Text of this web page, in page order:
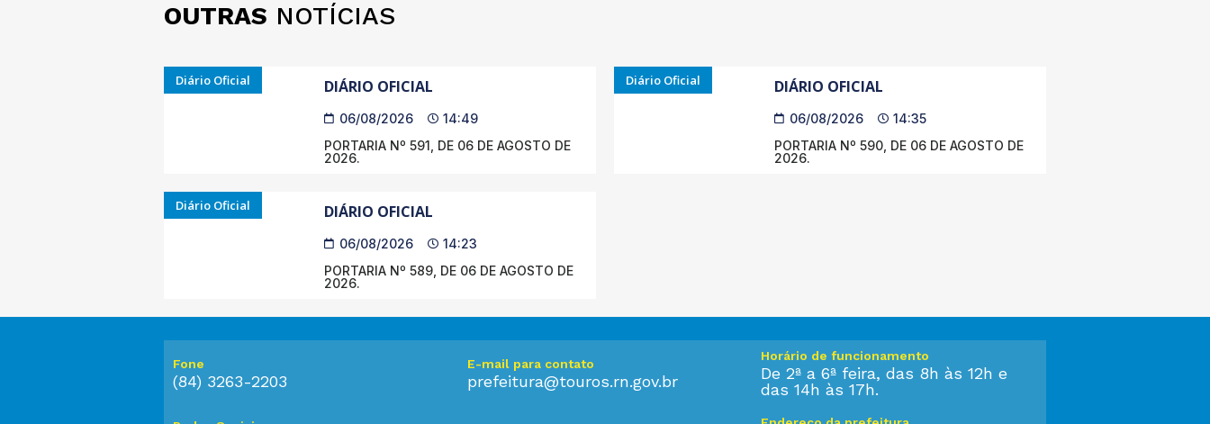
OUTRAS NOTÍCIAS
Diário Oficial DIÁRIO OFICIAL
06/08/2026
14:49
PORTARIA Nº 591, DE 06 DE AGOSTO DE
2026.
Diário Oficial DIÁRIO OFICIAL
06/08/2026
14:35
PORTARIA Nº 590, DE 06 DE AGOSTO DE
2026.
Diário Oficial DIÁRIO OFICIAL
06/08/2026
14:23
PORTARIA Nº 589, DE 06 DE AGOSTO DE
2026.
Fone
(84) 3263-2203
E-mail para contato
prefeitura@touros.rn.gov.br
Horário de funcionamento
De 2ª a 6ª feira, das 8h às 12h e
das 14h às 17h.